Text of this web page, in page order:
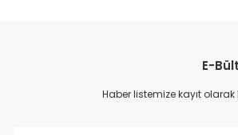
Ürün resmi kalitesiz, bozuk veya
Ürün açıklamasında eksik bilgiler
E-
Haber listemize kayıt